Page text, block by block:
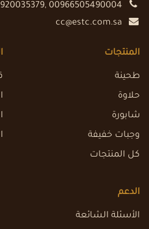
00966505490004
cc@estc.com.sa
المنتجات
طحينة
حلاوة
شابورة
وجبات خفيفة
كل المنتجات
الدعم
الأسئلة الشائعة